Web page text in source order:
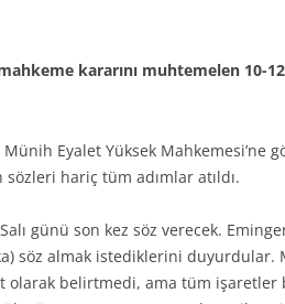
kararını muhtemelen 10-
Eyalet Yüksek Mahkemesi’ne
hariç tüm adımlar atıldı.
günü son kez söz verecek.
söz almak istediklerini duyurdular.
olarak belirtmedi, ama tüm